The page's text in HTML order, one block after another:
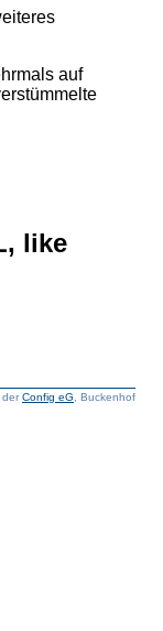
auf
like
derConfig eG , Buckenhof